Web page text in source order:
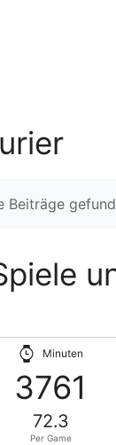
Beiträge
Minuten
3761
72.3
Per Game